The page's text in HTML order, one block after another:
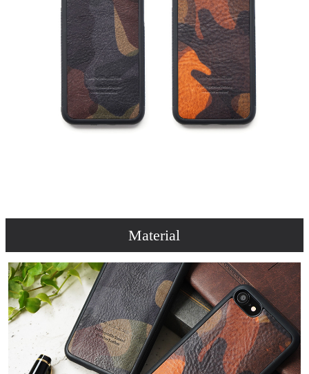
Material